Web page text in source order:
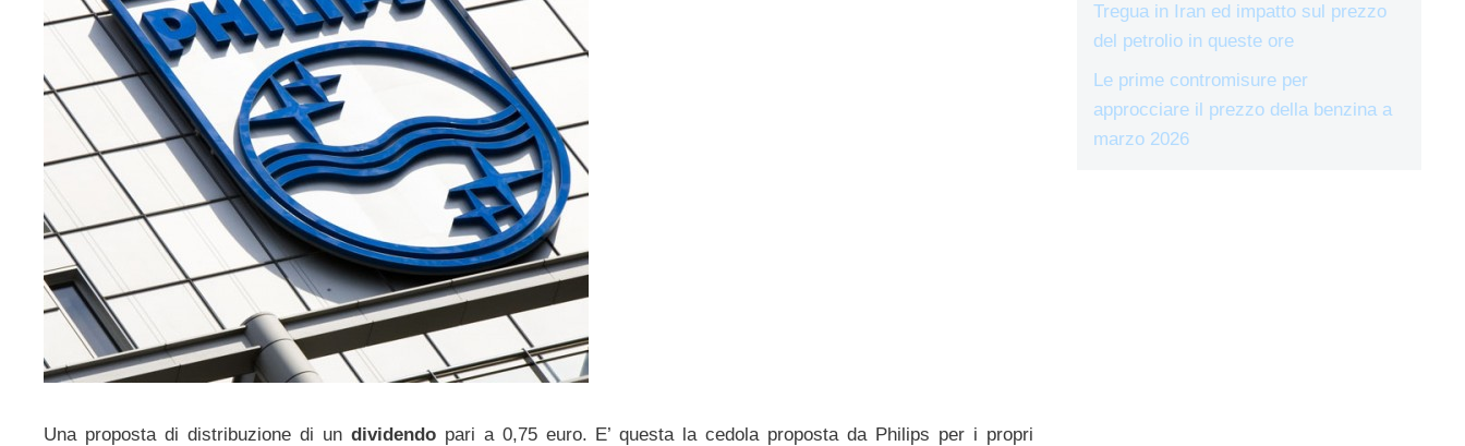
Una proposta di distribuzione di un dividendopari a 0,75 euro. E’ questa la cedola proposta da Philips per i propri
Tregua in Iran ed impatto sul prezzo
del petrolio in queste ore
Le prime contromisure per
approcciare il prezzo della benzina a
marzo 2026